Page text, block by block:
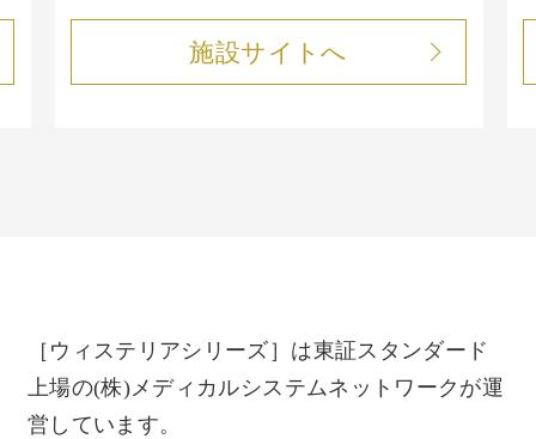
施設サイトへ
［ウィステリアシリーズ］は東証スタンダード
上場の(株)メディカルシステムネットワークが運
営しています。